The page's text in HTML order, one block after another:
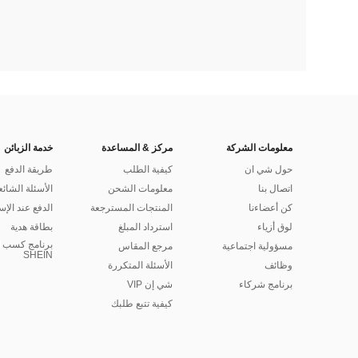
معلومات الشركة
حول شي ان
اتصال بنا
كن أعضاءنا
لوق أزياء
مسؤولية اجتماعية
وظائف
برنامج شركاء
مركز & المساعدة
كيفية الطلب
معلومات الشحن
المنتجات المسترجعة
استرداد المبلغ
مرجع المقاس
الأسئلة المتكررة
شي إن VIP
كيفية تتبع طلبك
خدمة الزبائن
طريقة الدفع
الأسئلة
الدفع عند
بطاقة هدية
برنامج كسب
SHEIN